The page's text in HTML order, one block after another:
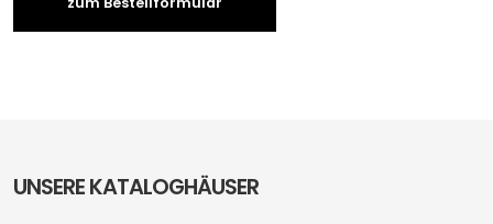
UNSERE KATALOGHÄUSER